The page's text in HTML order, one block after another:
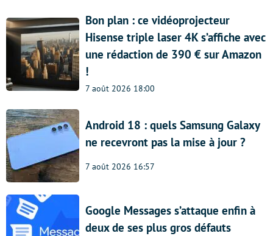
Bon plan : ce vidéoprojecteur
Hisense triple laser 4K s’affiche avec
une rédaction de 390 € sur Amazon
!
7 août 2026 18:00
Android 18 : quels Samsung Galaxy
ne recevront pas la mise à jour ?
7 août 2026 16:57
Google Messages s’attaque enfin à
deux de ses plus gros défauts